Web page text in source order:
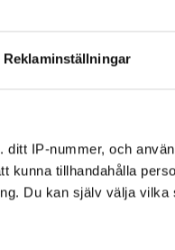
Reklaminställningar
ditt IP-nummer, och
kunna tillhandahålla
Du kan själv välja vilka
spelfigurer
förenklar
som